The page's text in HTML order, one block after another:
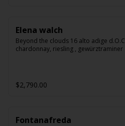
Elena walch
Beyond the clouds 16 alto adige d.O.C
chardonnay, riesling , gewürztraminer
$2,790.00
Fontanafreda